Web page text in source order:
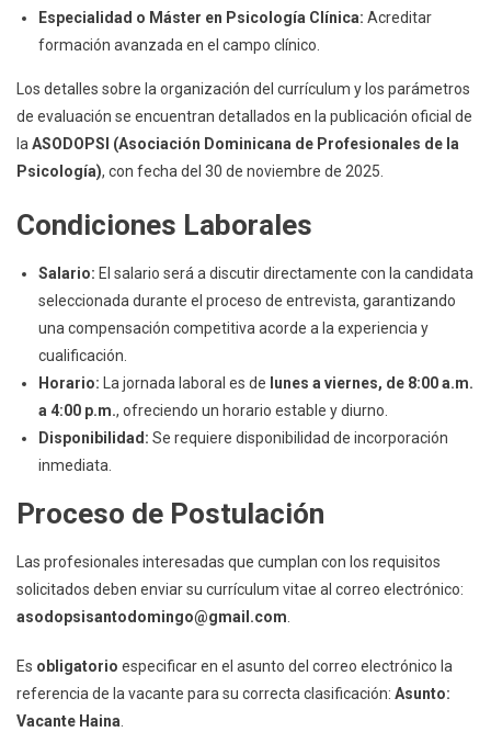
Especialidad o Máster en Psicología Clínica: Acreditar
formación avanzada en el campo clínico.
Los detalles sobre la organización del currículum y los parámetros
de evaluación se encuentran detallados en la publicación oficial de
la ASODOPSI (Asociación Dominicana de Profesionales de la
Psicología), con fecha del 30 de noviembre de 2025.
Condiciones Laborales
Salario: El salario será a discutir directamente con la candidata
seleccionada durante el proceso de entrevista, garantizando
una compensación competitiva acorde a la experiencia y
cualificación.
Horario: La jornada laboral es de lunes a viernes, de 8:00 a.m.
a 4:00 p.m., ofreciendo un horario estable y diurno.
Disponibilidad: Se requiere disponibilidad de incorporación
inmediata.
Proceso de Postulación
Las profesionales interesadas que cumplan con los requisitos
solicitados deben enviar su currículum vitae al correo electrónico:
asodopsisantodomingo@gmail.com
Es obligatorio especificar en el asunto del correo electrónico la
referencia de la vacante para su correcta clasificación: Asunto:
Vacante Haina